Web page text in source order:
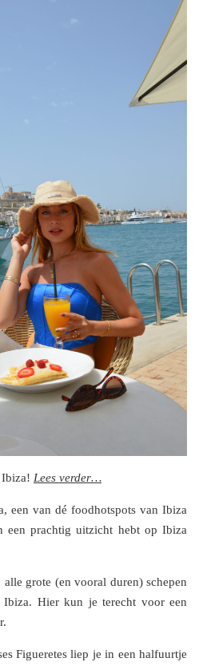
Ibiza! Lees verder…
een van dé foodhotspots van Ibiza
een prachtig uitzicht hebt op Ibiza
grote (en vooral duren) schepen
Hier kun je terecht voor een
Figueretes liep je in een halfuurtje